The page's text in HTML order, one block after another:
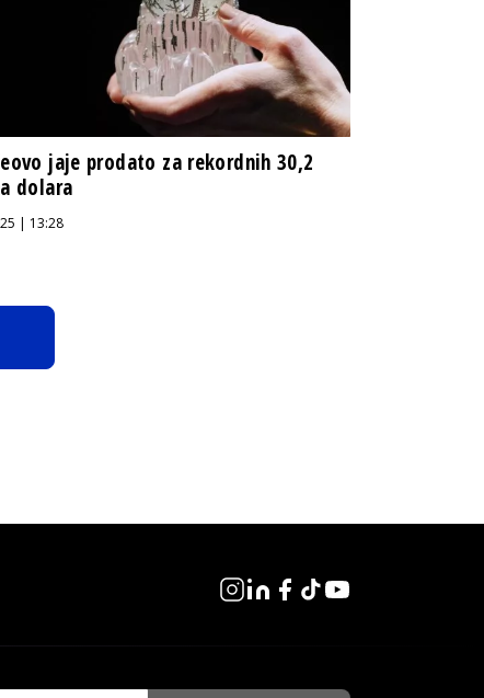
jaje prodato za rekordnih 30,2
dolara
| 13:28